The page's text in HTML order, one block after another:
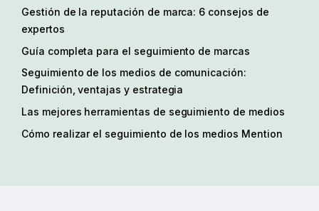
Gestión de la reputación de marca: 6 consejos de
expertos
Guía completa para el seguimiento de marcas
Seguimiento de los medios de comunicación:
Definición, ventajas y estrategia
Las mejores herramientas de seguimiento de medios
Cómo realizar el seguimiento de los medios Mention